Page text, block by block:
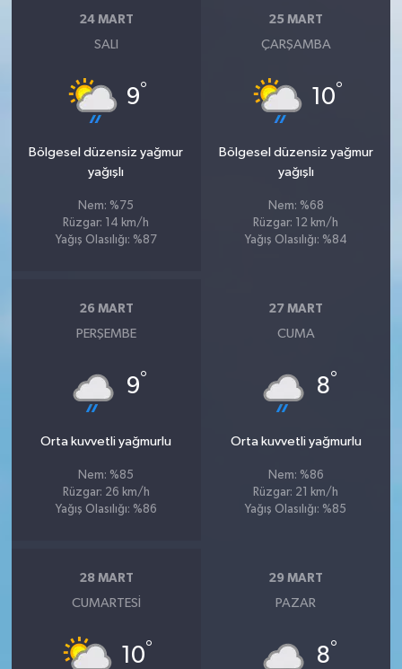
24 MART
SALI
9°
Bölgesel düzensiz yağmur
yağışlı
Nem: %75
Rüzgar: 14 km/h
Yağış Olasılığı: %87
25 MART
ÇARŞAMBA
10°
Bölgesel düzensiz yağmur
yağışlı
Nem: %68
Rüzgar: 12 km/h
Yağış Olasılığı: %84
26 MART
PERŞEMBE
9°
Orta kuvvetli yağmurlu
Nem: %85
Rüzgar: 26 km/h
Yağış Olasılığı: %86
27 MART
CUMA
8°
Orta kuvvetli yağmurlu
Nem: %86
Rüzgar: 21 km/h
Yağış Olasılığı: %85
28 MART
CUMARTESI
10°
29 MART
PAZAR
8°